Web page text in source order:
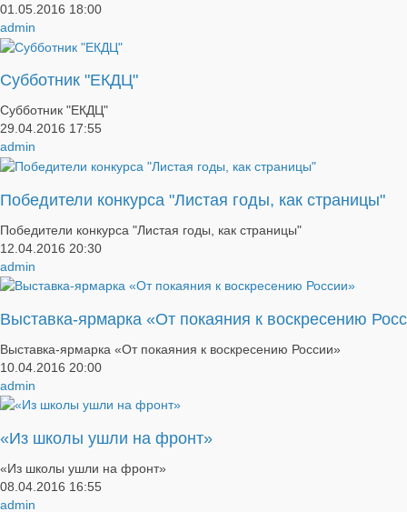
01.05.2016 18:00
admin
Субботник "ЕКДЦ"
Субботник "ЕКДЦ"
29.04.2016 17:55
admin
Победители конкурса "Листая годы, как страницы"
Победители конкурса "Листая годы, как страницы"
12.04.2016 20:30
admin
Выставка-ярмарка «От покаяния к воскресению
Выставка-ярмарка «От покаяния к воскресению России»
10.04.2016 20:00
admin
​«Из школы ушли на фронт»
​«Из школы ушли на фронт»
08.04.2016 16:55
admin